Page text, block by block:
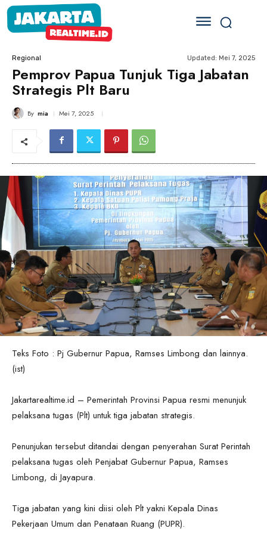
Regional Updated: Mei 7, 2025
Pemprov Papua Tunjuk Tiga Jabatan
Strategis Plt Baru
By mia Mei 7, 2025
Teks Foto : Pj Gubernur Papua, Ramses Limbong dan lainnya.
(ist)
Jakartarealtime.id – Pemerintah Provinsi Papua resmi menunjuk
pelaksana tugas (Plt) untuk tiga jabatan strategis.
Penunjukan tersebut ditandai dengan penyerahan Surat Perintah
pelaksana tugas oleh Penjabat Gubernur Papua, Ramses
Limbong, di Jayapura.
Tiga jabatan yang kini diisi oleh Plt yakni Kepala Dinas
Pekerjaan Umum dan Penataan Ruang (PUPR).